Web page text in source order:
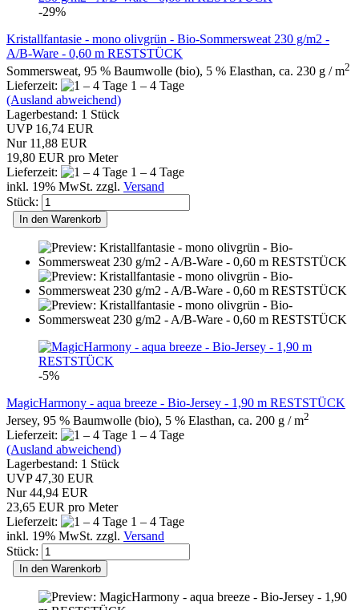
-29%
Kristallfantasie - mono olivgrün - Bio-Sommersweat 230 g/m2 -
A/B-Ware - 0,60 m RESTSTÜCK
Sommersweat, 95 % Baumwolle (bio), 5 % Elasthan, ca. 230 g / m2
Lieferzeit:
1 – 4 Tage
(Ausland abweichend)
Lagerbestand: 1 Stück
UVP 16,74 EUR
Nur 11,88 EUR
19,80 EUR pro Meter
Lieferzeit:
1 – 4 Tage
inkl. 19% MwSt. zzgl. Versand
Stück:
In den Warenkorb
-5%
MagicHarmony - aqua breeze - Bio-Jersey - 1,90 m RESTSTÜCK
Jersey, 95 % Baumwolle (bio), 5 % Elasthan, ca. 200 g / m2
Lieferzeit:
1 – 4 Tage
(Ausland abweichend)
Lagerbestand: 1 Stück
UVP 47,30 EUR
Nur 44,94 EUR
23,65 EUR pro Meter
Lieferzeit:
1 – 4 Tage
inkl. 19% MwSt. zzgl. Versand
Stück:
In den Warenkorb